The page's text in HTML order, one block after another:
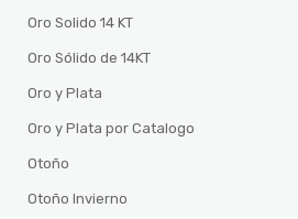
Oro Solido 14 KT
Oro Sólido de 14KT
Oro y Plata
Oro y Plata por Catalogo
Otoño
Otoño Invierno